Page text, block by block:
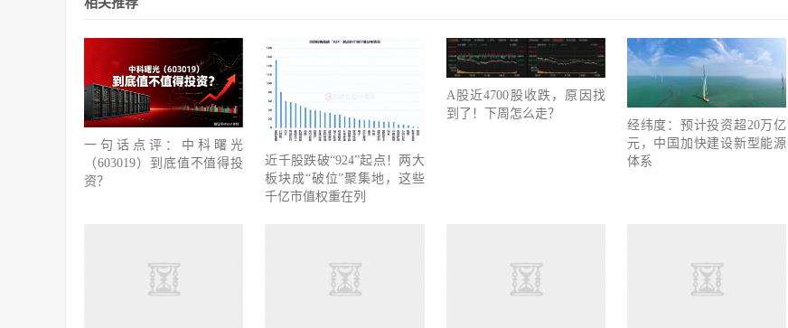
一句话点评：中科曙光
（603019）到底值不值得投
资？
近千股跌破“924”起点！两大
板块成“破位”聚集地，这些
千亿市值权重在列
A股近4700股收跌，原因找
到了！下周怎么走？
经纬度：预计投资超20万亿
元，中国加快建设新型能源
体系